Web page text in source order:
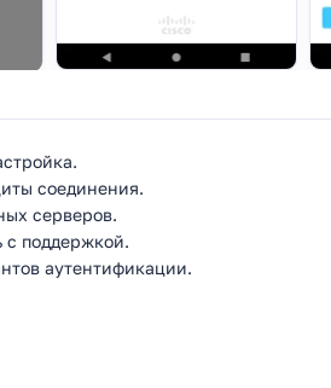
соединения.
серверов.
с поддержкой.
аутентификации.